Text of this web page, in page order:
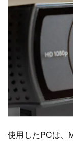
使用したPCは、